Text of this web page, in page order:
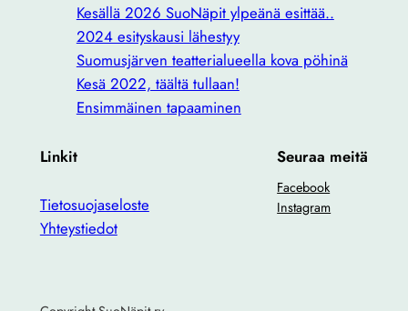
Kesällä 2026 SuoNäpit ylpeänä esittää..
2024 esityskausi lähestyy
Suomusjärven teatterialueella kova pöhinä
Kesä 2022, täältä tullaan!
Ensimmäinen tapaaminen
Linkit
Tietosuojaseloste
Yhteystiedot
Seuraa meitä
Facebook
Instagram